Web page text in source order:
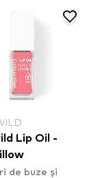
Lip Oil -
de buze și